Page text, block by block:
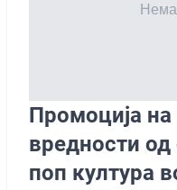
Промоција на
вредности од
поп култура